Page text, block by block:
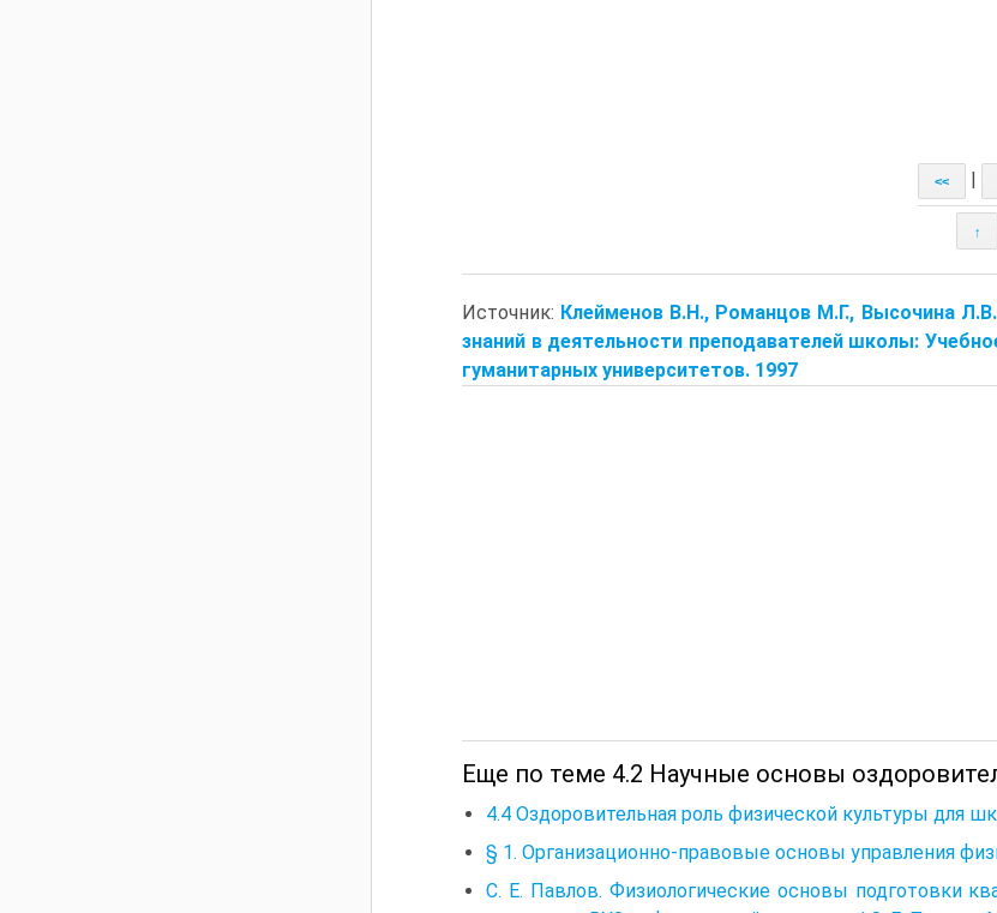
<<
↑
Источник: Клейменов В.Н., Романцов М.Г., Высочина
знаний в деятельности преподавателей школы:
гуманитарных университетов. 1997
Еще по теме 4.2 Научные основы
4.4 Оздоровительная роль физической культуры для
§ 1. Организационно-правовые основы управления
С. Е. Павлов. Физиологические основы подготовки